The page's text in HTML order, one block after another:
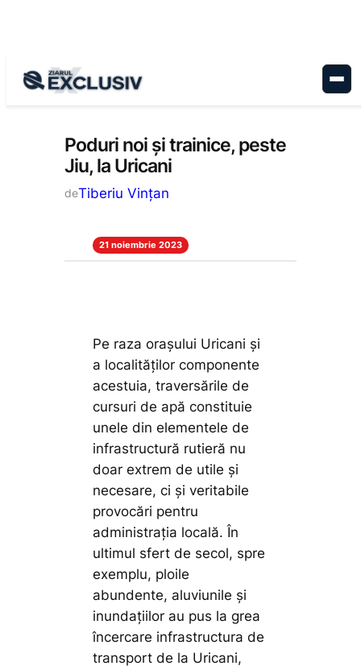
Administrație
Poduri noi și trainice, peste
Jiu, la Uricani
deTiberiu Vințan
21 noiembrie 2023
Pe raza orașului Uricani și
a localităților componente
acestuia, traversările de
cursuri de apă constituie
unele din elementele de
infrastructură rutieră nu
doar extrem de utile și
necesare, ci și veritabile
provocări pentru
administrația locală. În
ultimul sfert de secol, spre
exemplu, ploile
abundente, aluviunile și
inundațiilor au pus la grea
încercare infrastructura de
transport de la Uricani,